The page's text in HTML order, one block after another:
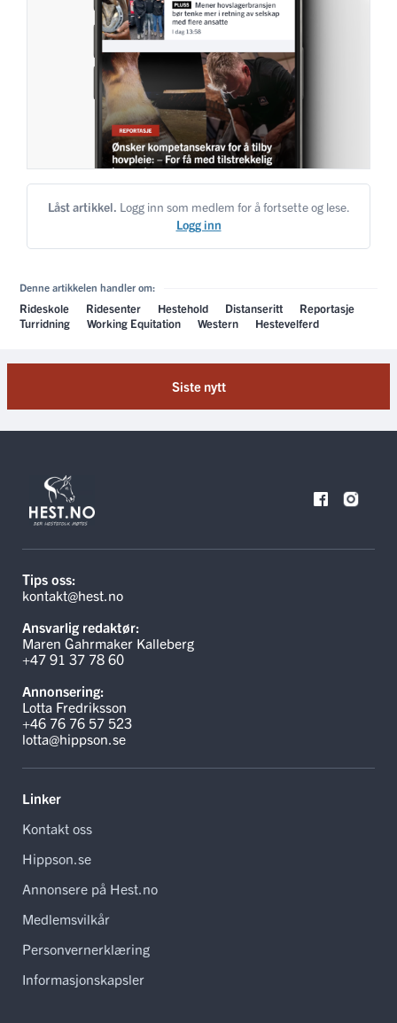
Låst artikkel. Logg inn som medlem for å fortsette og lese.
Logg inn
Denne artikkelen handler om:
Rideskole Ridesenter Hestehold Distanseritt
Reportasje
Turridning
Working Equitation Western Hestevelferd
Siste nytt
Tips oss:
kontakt@hest.no
Ansvarlig redaktør:
Maren Gahrmaker Kalleberg
+47 91 37 78 60
Annonsering:
Lotta Fredriksson
+46 76 76 57 523
lotta@hippson.se
Linker
Kontakt oss
Hippson.se
Annonsere på Hest.no
Medlemsvilkår
Personvernerklæring
Informasjonskapsler